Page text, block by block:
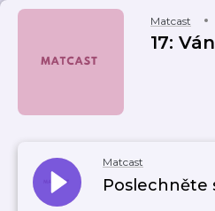
Matcast
17:
Matcast
Poslechněte